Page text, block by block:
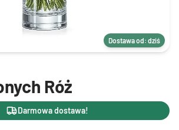
Dostawa od: dziś
Róż
Darmowa dostawa!